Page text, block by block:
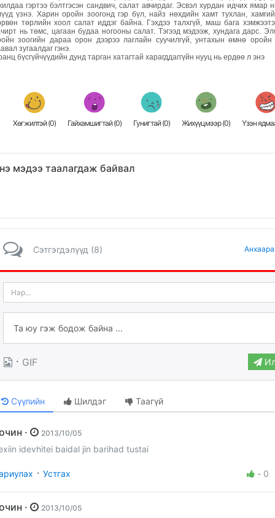
гэртээ бэлтгэсэн сандвич, салат авчирдаг. Эсвэл хурдан идчих ямар
үзнэ. Харин оройн зоогонд гэр бүл, найз нөхдийн хамт тухлан,
төрлийн хоол салат иддэг байна. Гэхдээ талхгүй, маш бага
нь төмс, цагаан будаа ногооны салат. Тэгээд мэдээж, хундага дарс.
зоогийн дараа орон дээрээ лаглайн суучилгүй, унтахын өмнө
зугаалдаг гэнэ.
бүсгүйчүүдийн дунд тарган хатагтай харагддаггүйн нууц нь ердөө л энэ
Хөгжилтэй (0) Гайхамшигтай (0) Гунигтай (0) Жихүүцмээр (0) Үзэн
мэдээ таалагдаж байвал
Сэтгэгдэлүүд (8)
· GIF
Сүүлийн Шилдэг Таагүй
Зочин · 2013/10/05
idevhitei baidal jin barihad tustai
· Устгах - 0
Зочин · 2013/10/05